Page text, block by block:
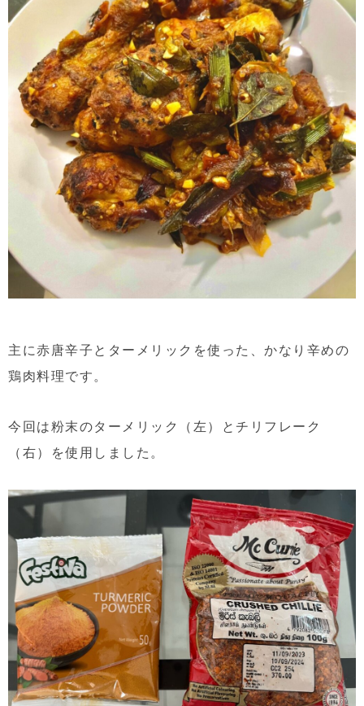
主に赤唐辛子とターメリックを使った、かなり辛めの
鶏肉料理です。
今回は粉末のターメリック（左）とチリフレーク
（右）を使用しました。